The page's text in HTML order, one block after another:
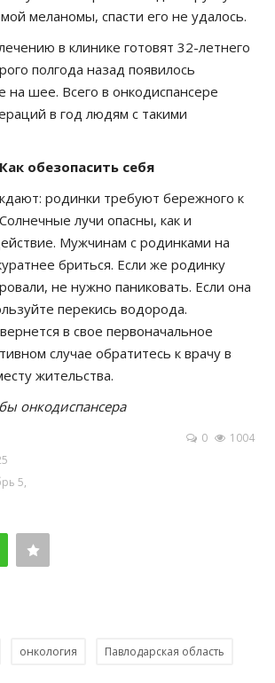
меланомы, спасти его не удалось.
в клинике готовят 32-летнего
полгода назад появилось
на шее. Всего в онкодиспансере
в год людям с такими
Как обезопасить себя
родинки требуют бережного к
лучи опасны, как и
Мужчинам с родинками на
бриться. Если же родинку
не нужно паниковать. Если она
перекись водорода.
в свое первоначальное
случае обратитесь к врачу в
жительства.
онкодиспансера
5,
0 1004
онкология Павлодарская область